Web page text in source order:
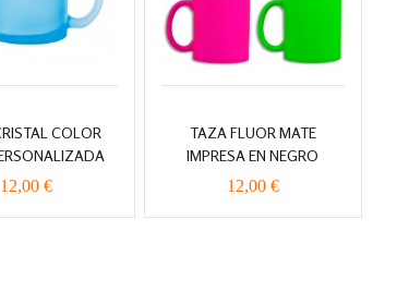
COLOR
12,00 €
TAZA FLUOR MATE
IMPRESA EN NEGRO
12,00 €